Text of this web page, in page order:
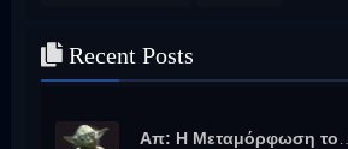
Recent Posts